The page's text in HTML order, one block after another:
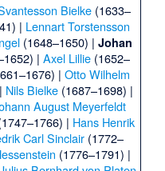
Bielke (1633–
| Lennart Torstensson
(1648–1650) | Johan
| Axel Lillie(1652–
| Otto Wilhelm
Nils Bielke (1687–1698) |
August Meyerfeldt
| Hans Henrik
Carl Sinclair (1772–
(1776–1791) |